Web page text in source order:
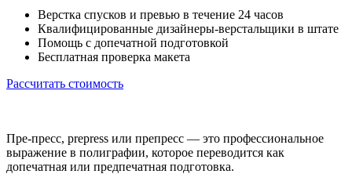
Верстка спусков и превью в течение 24 часов
Квалифицированные дизайнеры-верстальщики в штате
Помощь с допечатной подготовкой
Бесплатная проверка макета
Рассчитать стоимость
Пре-пресс, prepress или препресс — это профессиональное
выражение в полиграфии, которое переводится как
допечатная или предпечатная подготовка.